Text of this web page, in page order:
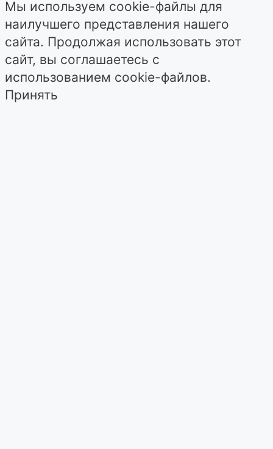
Мы используем cookie-файлы для
наилучшего представления нашего
сайта. Продолжая использовать этот
сайт, вы соглашаетесь с
использованием cookie-файлов.
Принять